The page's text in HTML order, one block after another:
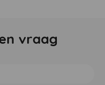
vraag